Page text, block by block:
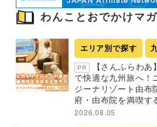
わんことおでかけマ
エリア別で探す
PR
【さんふらわあ
で快適な九州旅へ！
ジーナリゾート由布
府・由布院を満喫す
2026.08.05